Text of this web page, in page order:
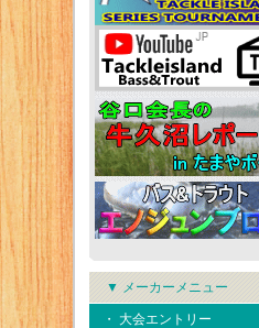
▼ メーカーメニュー
・ 大会エントリー